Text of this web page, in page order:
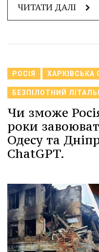
ЧИТАТИ ДАЛІ
РОСІЯ ХАРКІВСЬКА
БЕЗПІЛОТНИЙ
Чи зможе
роки
Одесу та
ChatGPT.